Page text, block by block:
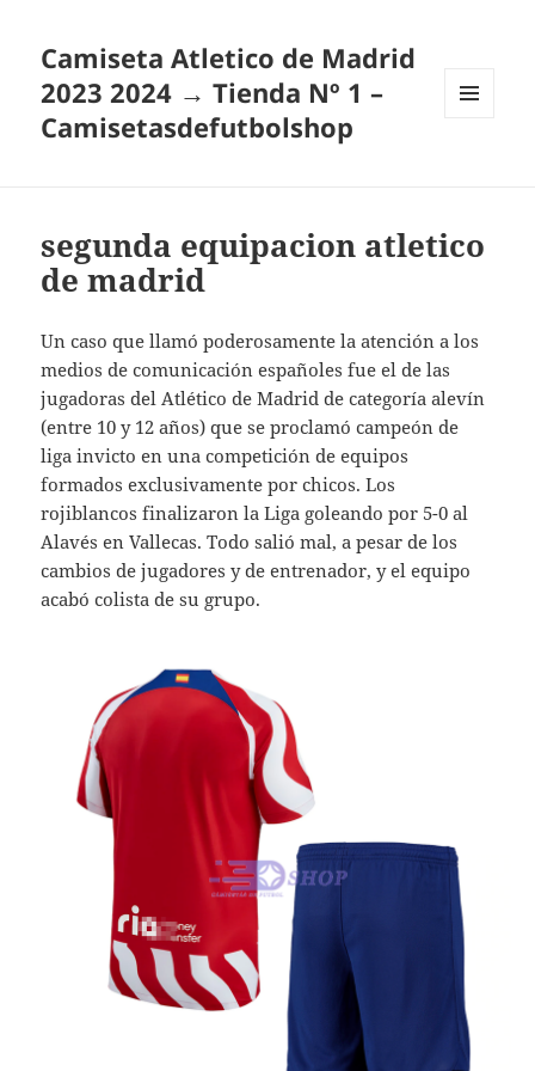
Camiseta Atletico de Madrid
2023 2024 → Tienda Nº 1 –
Camisetasdefutbolshop
segunda equipacion atletico
de madrid
Un caso que llamó poderosamente la atención a los
medios de comunicación españoles fue el de las
jugadoras del Atlético de Madrid de categoría alevín
(entre 10 y 12 años) que se proclamó campeón de
liga invicto en una competición de equipos
formados exclusivamente por chicos. Los
rojiblancos finalizaron la Liga goleando por 5-0 al
Alavés en Vallecas. Todo salió mal, a pesar de los
cambios de jugadores y de entrenador, y el equipo
acabó colista de su grupo.